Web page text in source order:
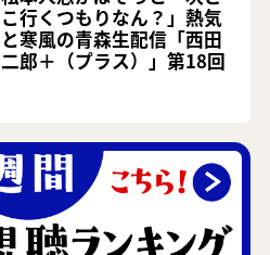
こ行くつもりなん？」熱気
と寒風の青森生配信「西田
二郎＋（プラス）」第18回